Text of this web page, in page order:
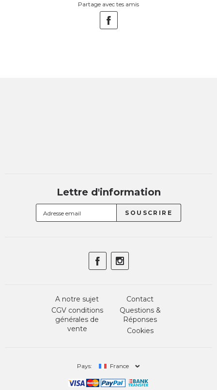
Partage avec tes amis
Lettre d'information
A notre sujet
CGV conditions
générales de
vente
Contact
Questions &
Réponses
Cookies
Pays: France